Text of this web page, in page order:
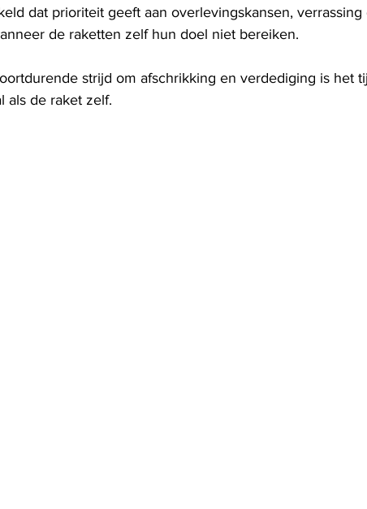
dat prioriteit geeft aan overlevingskansen,
de raketten zelf hun doel niet bereiken.
strijd om afschrikking en verdediging is het
als de raket zelf.